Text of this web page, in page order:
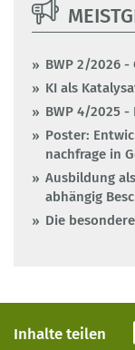
BWP 2/2026
KI als
BWP 4/2025
Poster:
nachfrage in
Ausbildung
abhängig
Die
Inhalte teilen